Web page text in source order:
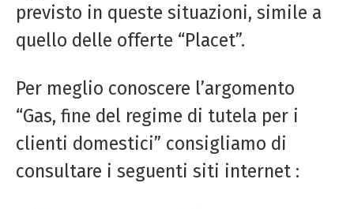
previsto in queste situazioni, simile a
quello delle offerte “Placet”.
Per meglio conoscere l’argomento
“Gas, fine del regime di tutela per i
clienti domestici” consigliamo di
consultare i seguenti siti internet :